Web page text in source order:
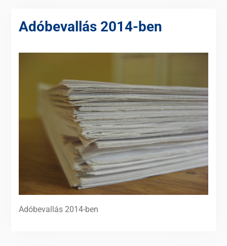
Adóbevallás 2014-ben
Adóbevallás 2014-ben